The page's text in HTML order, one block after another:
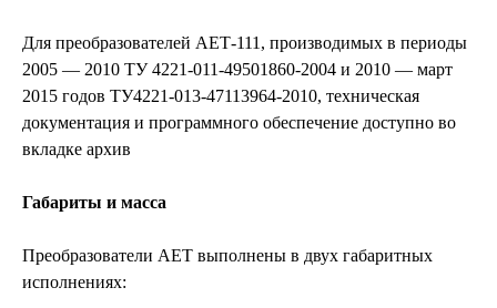
Для преобразователей АЕТ-111, производимых в периоды
2005 — 2010 ТУ 4221-011-49501860-2004 и 2010 — март
2015 годов ТУ4221-013-47113964-2010, техническая
документация и программного обеспечение доступно во
вкладке архив
Габариты и масса
Преобразователи АЕТ выполнены в двух габаритных
исполнениях: